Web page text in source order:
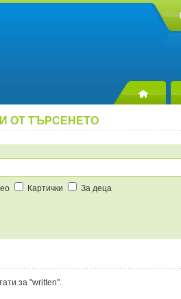
ОТ ТЪРСЕНЕТО
Картички За деца
за "written".